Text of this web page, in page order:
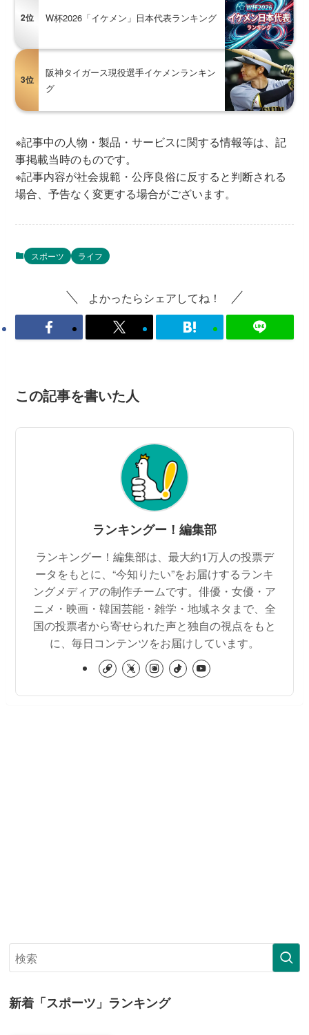
2位 W杯2026「イケメン」日本代表ランキング
3位
阪神タイガース現役選手イケメンランキン
グ
※記事中の人物・製品・サービスに関する情報等は、記
事掲載当時のものです。
※記事内容が社会規範・公序良俗に反すると判断される
場合、予告なく変更する場合がございます。
スポーツ ライフ
よかったらシェアしてね！
この記事を書いた人
ランキングー！編集部
ランキングー！編集部は、最大約1万人の投票デ
ータをもとに、“今知りたい”をお届けするランキ
ングメディアの制作チームです。俳優・女優・ア
ニメ・映画・韓国芸能・雑学・地域ネタまで、全
国の投票者から寄せられた声と独自の視点をもと
に、毎日コンテンツをお届けしています。
新着「スポーツ」ランキング